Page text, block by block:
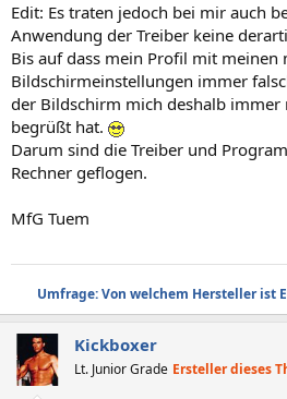
Edit: Es traten jedoch bei mir auch
Anwendung der Treiber keine
Bis auf dass mein Profil mit meinen
Bildschirmeinstellungen immer
der Bildschirm mich deshalb
begrüßt hat.
Darum sind die Treiber und
Rechner geflogen.
MfG Tuem
Umfrage: Von welchem Hersteller ist
Kickboxer
Lt. Junior Grade Ersteller dieses